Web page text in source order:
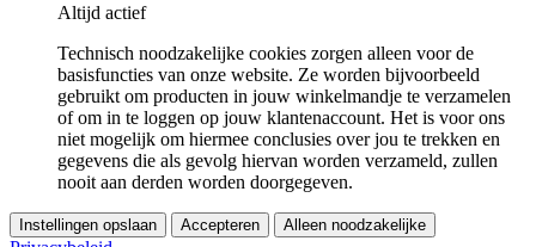
Altijd actief
Technisch noodzakelijke cookies zorgen alleen voor de
basisfuncties van onze website. Ze worden bijvoorbeeld
gebruikt om producten in jouw winkelmandje te verzamelen
of om in te loggen op jouw klantenaccount. Het is voor ons
niet mogelijk om hiermee conclusies over jou te trekken en
gegevens die als gevolg hiervan worden verzameld, zullen
nooit aan derden worden doorgegeven.
Instellingen opslaan Accepteren Alleen noodzakelijke